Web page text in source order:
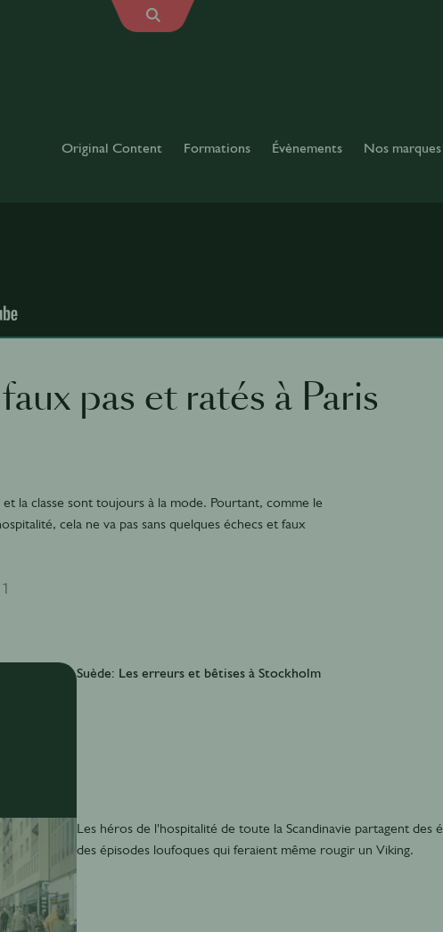
Original Content Formations Évènements Nos marques
pas et ratés à Paris
la classe sont toujours à la mode. Pourtant, comme le
cela ne va pas sans quelques échecs et faux
1
Suède: Les erreurs et bêtises à Stockholm
Les héros de l'hospitalité de toute la Scandinavie partagent des
des épisodes loufoques qui feraient même rougir un Viking.